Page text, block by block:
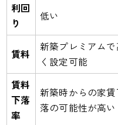
利回
り
低い
賃料
新築プレミアムで
く設定可能
賃料
下落
率
新築時からの家賃
落の可能性が高い